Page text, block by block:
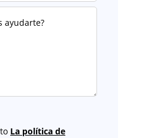
La política de